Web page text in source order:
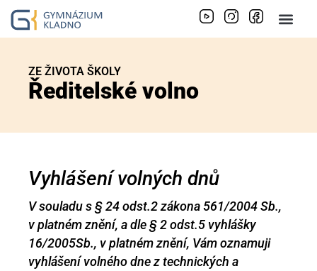
ZE ŽIVOTA ŠKOLY
Ředitelské volno
Vyhlášení volných dnů
V souladu s § 24 odst.2 zákona 561/2004 Sb.,
v platném znění, a dle § 2 odst.5 vyhlášky
16/2005Sb., v platném znění, Vám oznamuji
vyhlášení volného dne z technických a